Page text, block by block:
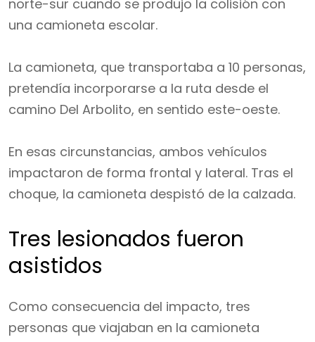
norte-sur cuando se produjo la colisión con
una camioneta escolar.
La camioneta, que transportaba a 10 personas,
pretendía incorporarse a la ruta desde el
camino Del Arbolito, en sentido este-oeste.
En esas circunstancias, ambos vehículos
impactaron de forma frontal y lateral. Tras el
choque, la camioneta despistó de la calzada.
Tres lesionados fueron
asistidos
Como consecuencia del impacto, tres
personas que viajaban en la camioneta